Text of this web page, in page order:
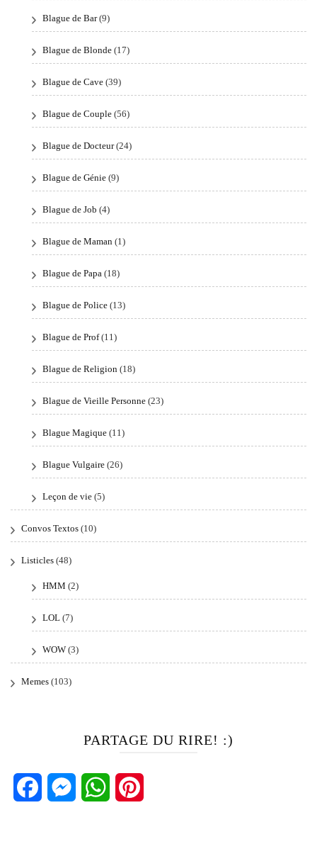
Blague de Bar(9)
Blague de Blonde (17)
Blague de Cave (39)
Blague de Couple (56)
Blague de Docteur(24)
Blague de Génie (9)
Blague de Job (4)
Blague de Maman (1)
Blague de Papa (18)
Blague de Police (13)
Blague de Prof(11)
Blague de Religion (18)
Blague de Vieille Personne (23)
Blague Magique (11)
Blague Vulgaire (26)
Leçon de vie (5)
Convos Textos (10)
Listicles (48)
HMM (2)
LOL (7)
WOW (3)
Memes (103)
PARTAGE DU RIRE! :)
FacebookMessengerWhatsApp